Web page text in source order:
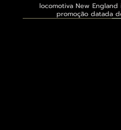
Visualização
locomotiva New
promoção datada